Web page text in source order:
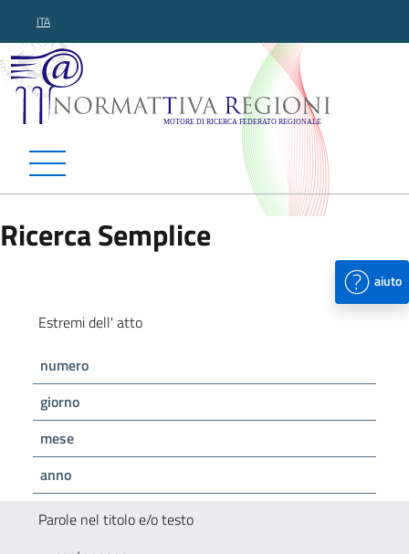
ITA
Normattiva Regioni -
Ricerca Semplice
aiuto
Estremi dell' atto
numero
giorno
mese
anno
Parole nel titolo e/o testo